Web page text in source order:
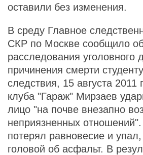
оставили без изменения.
В среду Главное
СКР по Москве сообщило
расследования уголовного
причинения смерти
следствия, 15 августа 2011
клуба "Гараж" Мирзаев
лицо "на почве внезапно
неприязненных
потерял равновесие и
головой об асфальт. В